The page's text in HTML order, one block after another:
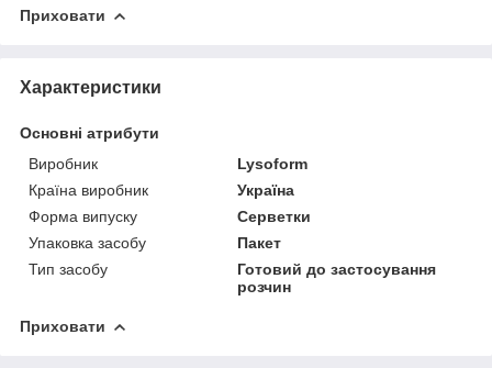
Приховати
Характеристики
Основні атрибути
Виробник
Lysoform
Країна виробник
Україна
Форма випуску
Серветки
Упаковка засобу
Пакет
Тип засобу
Готовий до застосування
розчин
Приховати